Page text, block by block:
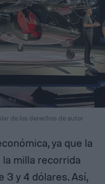
de los derechos de autor
ya que la
milla recorrida
3 y 4 dólares. Así,